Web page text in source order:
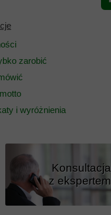
zarobić
i wyróżnienia
Konsultacja
z ekspertem